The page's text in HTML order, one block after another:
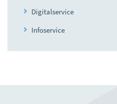
Digitalservice
Infoservice